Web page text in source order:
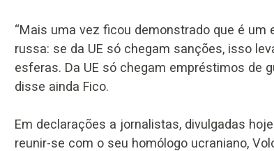
“Mais uma vez ficou demonstrado que é
russa: se da UE só chegam sanções, isso
esferas. Da UE só chegam empréstimos de
disse ainda Fico.
Em declarações a jornalistas, divulgadas
reunir-se com o seu homólogo ucraniano,